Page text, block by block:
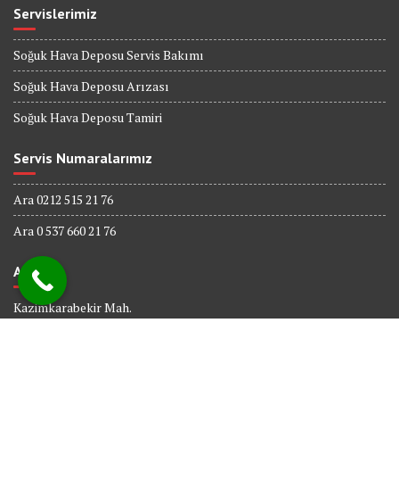
Servislerimiz
Soğuk Hava Deposu Servis Bakımı
Soğuk Hava Deposu Arızası
Soğuk Hava Deposu Tamiri
Servis Numaralarımız
Ara 0212 515 21 76
Ara 0 537 660 21 76
Adres
Kazimkarabekir Mah.